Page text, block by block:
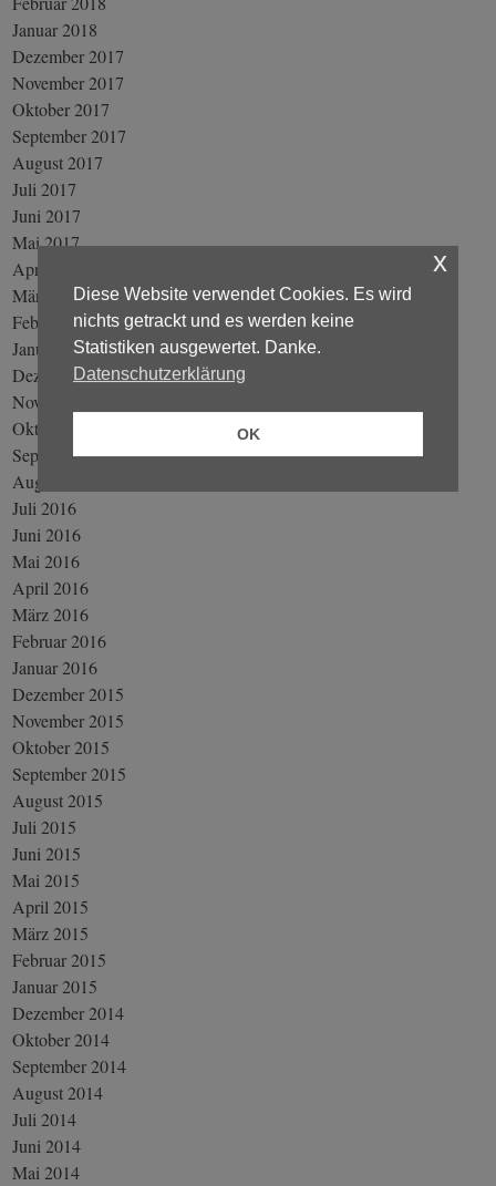
Januar 2018
Dezember 2017
November 2017
Oktober 2017
September 2017
August 2017
Juli 2017
Juni 2017
Mai 2017
April 2017
März 2017
Februar 2017
Januar 2017
Dezember 2016
November 2016
Oktober 2016
September 2016
August 2016
Juli 2016
Juni 2016
Mai 2016
April 2016
März 2016
Februar 2016
Januar 2016
Dezember 2015
November 2015
Oktober 2015
September 2015
August 2015
Juli 2015
Juni 2015
Mai 2015
April 2015
März 2015
Februar 2015
Januar 2015
Dezember 2014
Oktober 2014
September 2014
August 2014
Juli 2014
Juni 2014
Mai 2014
Diese Website verwendet Cookies. Es wird
nichts getrackt und es werden keine
Statistiken ausgewertet. Danke.
Datenschutzerklärung
OK
x